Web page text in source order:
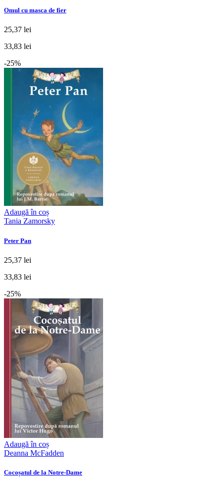
Omul cu masca de fier
25,37 lei
33,83 lei
-25%
Adaugă în coș
Tania Zamorsky
Peter Pan
25,37 lei
33,83 lei
-25%
Adaugă în coș
Deanna McFadden
Cocoșatul de la Notre-Dame